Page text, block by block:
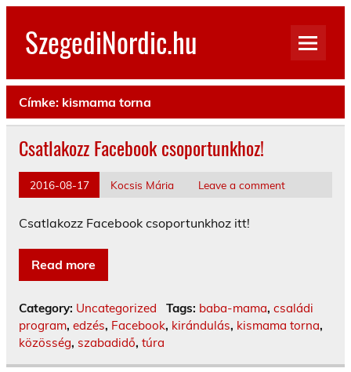
Skip
contentSzegediNordic.hu
Címke: kismama torna
Csatlakozz Facebook csoportunkhoz!
2016-08-17 Kocsis Mária Leave a comment
Csatlakozz Facebook csoportunkhoz itt!
Read more
Category: Uncategorized Tags: baba-mama, családi
program, edzés, Facebook, kirándulás, kismama torna,
közösség, szabadidő, túra